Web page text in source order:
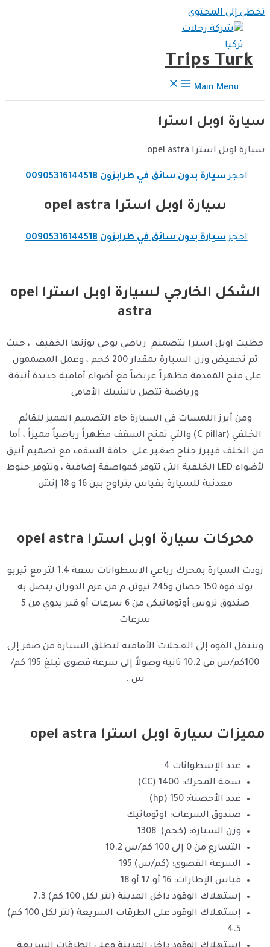
تخطي إلى المحتوى
Trips Turk
Main Menu
سيارة اوبل استرا
سيارة اوبل استرا opel astra
احجزسيارة بدون سائقفي طرابزون 00905316144518
سيارة اوبل استرا opel astra
احجزسيارة بدون سائقفي طرابزون 00905316144518
الشكل الخارجي لسيارة اوبل استرا opel
astra
حظيت اوبل استرا بتصميم رياضي يوحي بوزنها الخفيف ، حيث
تم تخفيض وزن السيارة بمقدار 200 كجم ، وعمل المصممون
على منح المقدمة مظهراً عريضاً مع أضواء أمامية جديدة أنيقة
ورياضية تتصل بالشبك الأمامي
ومن أبرز اللمسات في السيارة جاء التصميم المميز للقائم
الخلفي (C pillar) والتي تمنح السقف مظهراً رياضياً مميزاً ، أما
من الخلف فيبرز جناح صغير على حافة السقف مع تصميم أنيق
لأضواء LED الخلفية التي تتوفر كمواصفة إضافية ، وتتوفر جنوط
معدنية للسيارة بقياس يتراوح بين 16 و 18 إنش
محركات سيارة اوبل استرا opel astra
زودت السيارة بمحرك رباعي الاسطوانات سعة 1.4 لتر مع تيربو
يولد قوة 150 حصان و245 نيوتن.م من عزم الدوران يتصل به
صندوق تروس أوتوماتيكي من 6 سرعات أو قير يدوي من 5
سرعات
وتنتقل القوة إلى العجلات الأمامية لتطلق السيارة من صفر إلى
100كم/س في 10.2 ثانية وصولاً إلى سرعة قصوى تبلغ 195 كم/
س .
مميزات سيارة اوبل استرا opel astra
عدد الإسطوانات 4
سعة المحرك: CC) 1400)
عدد الأحصنة: hp) 150)
صندوق السرعات: اوتوماتيك
وزن السيارة: (كجم) 1308
التسارع من 0 إلى 100 كم/س 10.2
السرعة القصوى: (كم/س) 195
قياس الإطارات: 16 أو 17 أو 18
إستهلاك الوقود داخل المدينة (لتر لكل 100 كم) 7.3
إستهلاك الوقود على الطرقات السريعة (لتر لكل 100 كم)
4.5